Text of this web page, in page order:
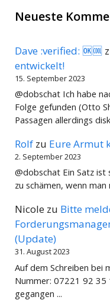
Neueste
Dave :verified: 🆗🆒
entwickelt!
15. September 2023
@dobschat Ich habe
Folge gefunden (Otto
Passagen allerdings
Rolf zu Eure Armut
2. September 2023
@dobschat Ein Satz
zu schämen, wenn
Nicole zu Bitte
(Update)
31. August 2023
Auf dem Schreiben bei
Nummer: 07221 92 35
gegangen ...